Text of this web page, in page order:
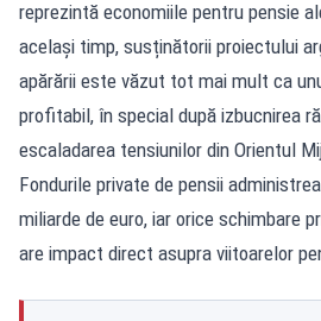
reprezintă economiile pentru pensie
același timp, susținătorii proiectului
apărării este văzut tot mai mult ca
profitabil, în special după izbucnirea
escaladarea tensiunilor din Orientul
Fondurile private de pensii
miliarde de euro, iar orice schimbare
are impact direct asupra viitoarelor